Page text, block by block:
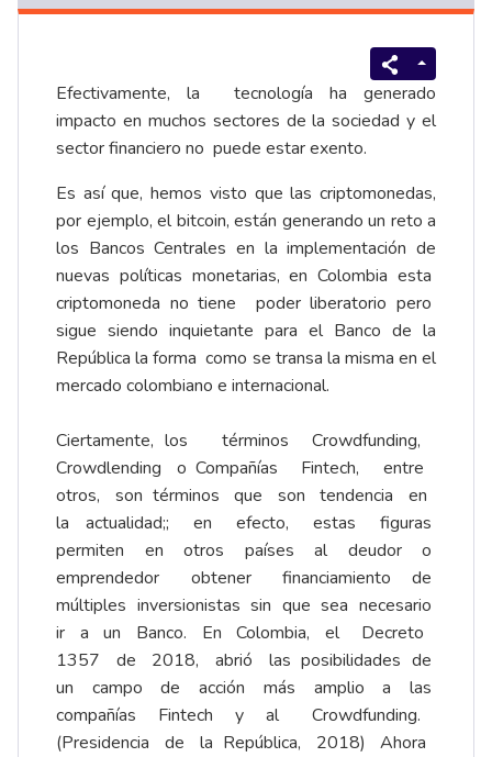
Efectivamente, la tecnología ha generado
impacto en muchos sectores de la sociedad y el
sector financiero no puede estar exento.
Es así que, hemos visto que las criptomonedas,
por ejemplo, el bitcoin, están generando un reto a
los Bancos Centrales en la implementación de
nuevas políticas monetarias, en Colombia esta
criptomoneda no tiene poder liberatorio pero
sigue siendo inquietante para el Banco de la
República la forma como se transa la misma en el
mercado colombiano e internacional.
Ciertamente, los términos Crowdfunding,
Crowdlending o Compañías Fintech, entre
otros, son términos que son tendencia en
la actualidad;; en efecto, estas figuras
permiten en otros países al deudor o
emprendedor obtener financiamiento de
múltiples inversionistas sin que sea necesario
ir a un Banco. En Colombia, el Decreto
1357 de 2018, abrió las posibilidades de
un campo de acción más amplio a las
compañías Fintech y al Crowdfunding.
(Presidencia de la República, 2018) Ahora